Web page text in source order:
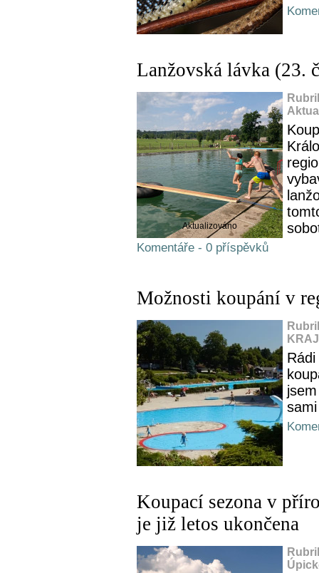
Lanžovská lávka (23.
Aktualizováno
Komentáře - 0 příspěvků
Možnosti koupání v
Koupací sezona v
je již letos ukončena